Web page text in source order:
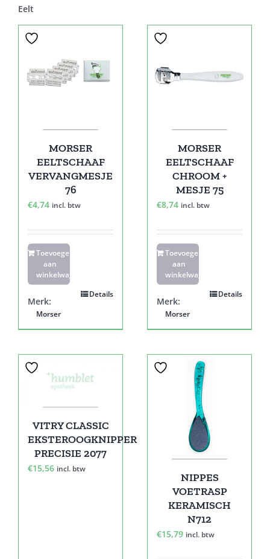
Eelt
MORSER
EELTSCHAAF
VERVANGMESJE
76
€4,74 incl. btw
Toevoegen
aan
winkelwagen
Details
Merk:
Morser
MORSER
EELTSCHAAF
CHROOM +
MESJE 75
€8,74 incl. btw
Toevoegen
aan
winkelwagen
Details
Merk:
Morser
VITRY CLASSIC
EKSTEROOGKNIPPER
PRECISIE 2077
€15,56 incl. btw
NIPPES
VOETRASP
KERAMISCH
N712
€15,79 incl. btw